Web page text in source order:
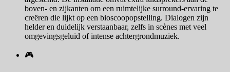
boven- en zijkanten om een ruimtelijke surround-ervaring te
creëren die lijkt op een bioscoopopstelling. Dialogen zijn
helder en duidelijk verstaanbaar, zelfs in scènes met veel
omgevingsgeluid of intense achtergrondmuziek.
🎮